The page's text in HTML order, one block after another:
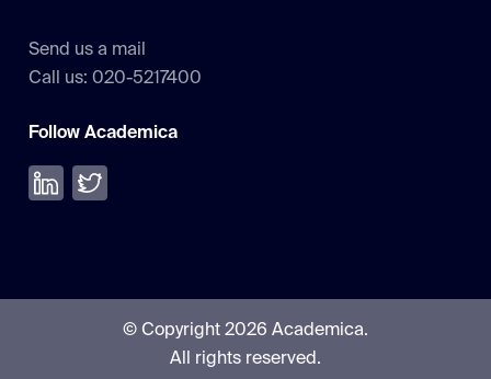
Send us a mail
Call us: 020-5217400
Follow Academica
Volg ons op LinkedIn
Volg ons op Twitter
© Copyright 2026 Academica.
All rights reserved.